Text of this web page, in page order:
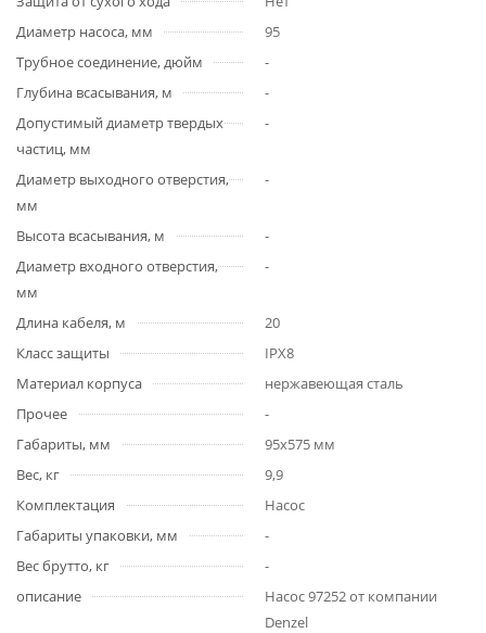
Диаметр насоса, мм
95
Трубное соединение, дюйм
-
Глубина всасывания, м
-
Допустимый диаметр твердых
частиц, мм
-
Диаметр выходного отверстия,
мм
-
Высота всасывания, м
-
Диаметр входного отверстия,
мм
-
Длина кабеля, м
20
Класс защиты
IPX8
Материал корпуса
нержавеющая сталь
Прочее
-
Габариты, мм
95х575 мм
Вес, кг
9,9
Комплектация
Насос
Габариты упаковки, мм
-
Вес брутто, кг
-
описание
Насос 97252 от компании
Denzel